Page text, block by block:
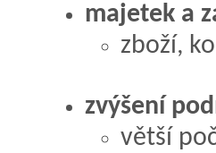
majetek a
zboží,
zvýšení
větší